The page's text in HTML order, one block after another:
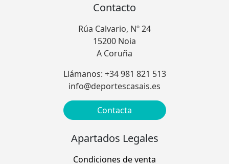
Contacto
Rúa Calvario, Nº 24
15200 Noia
A Coruña
Llámanos: +34 981 821 513
info@deportescasais.es
Contacta
Apartados Legales
Condiciones de venta